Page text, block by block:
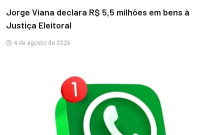
Jorge Viana declara R$ 5,5 milhões em bens à
Justiça Eleitoral
4 de agosto de 2026